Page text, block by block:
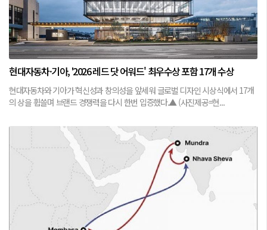
현대자동차·기아, '2026 레드 닷 어워드' 최우수상 포함 17개 수상
현대자동차와 기아가 혁신성과 창의성을 앞세워 글로벌 디자인 시상식에서 17개
의 상을 휩쓸며 브랜드 경쟁력을 다시 한번 입증했다.▲ (사진제공=현...